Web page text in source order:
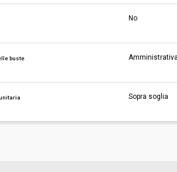
No
buste
Sopra soglia